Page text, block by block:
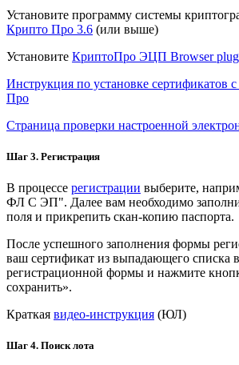
Установите программу системы
Крипто Про 3.6 (или выше)
Установите КриптоПро ЭЦП Browser
Инструкция по установке
Про
Страница проверки настроенной
Шаг 3. Регистрация
В процессе регистрации выберите,
ФЛ С ЭП". Далее вам необходимо
поля и прикрепить скан-копию паспорта.
После успешного заполнения формы
ваш сертификат из выпадающего списка
регистрационной формы и нажмите
сохранить».
Краткая видео-инструкция (ЮЛ)
Шаг 4. Поиск лота